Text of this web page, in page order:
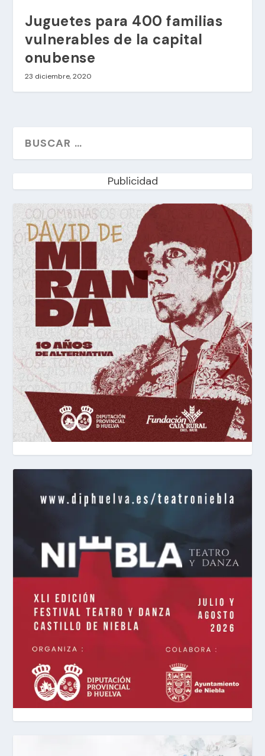
Juguetes para 400 familias
vulnerables de la capital
onubense
23 diciembre, 2020
Publicidad